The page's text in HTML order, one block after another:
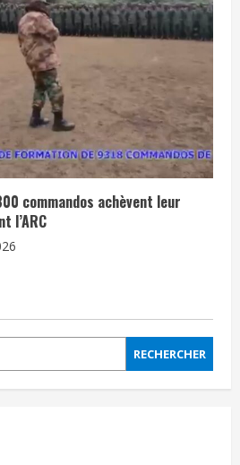
commandos achèvent leur
l’ARC
RECHERCHER